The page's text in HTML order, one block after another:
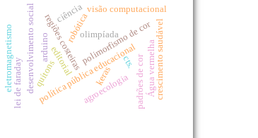
editorial
olimpíada
política pública educacionalpadrões de cor
polimorfismo de cor
quítons
regiões costeiras
robótica
visão computacional
keras
desenvolvimento social crescimento saudável
cts. Água vermelha
agroecologia
lei de faraday
eletromagnetismo
ciência
arduino